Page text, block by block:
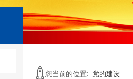
您当前的位置: 党的建设